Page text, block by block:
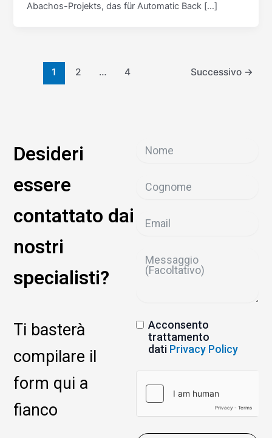
Abachos-Projekts, das für Automatic Back […]
1 2 … 4 Successivo →
Desideri
essere
contattato dai
nostri
specialisti?
Ti basterà
compilare il
form qui a
fianco
Acconsento
trattamento
dati Privacy Policy